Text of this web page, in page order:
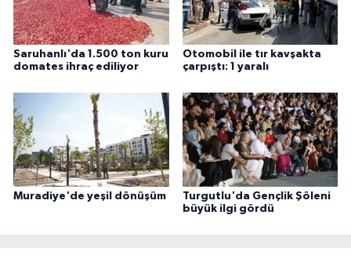
Saruhanlı'da 1.500 ton kuru
domates ihraç ediliyor
Otomobil ile tır kavşakta
çarpıştı: 1 yaralı
Muradiye'de yeşil dönüşüm
Turgutlu'da Gençlik Şöleni
büyük ilgi gördü